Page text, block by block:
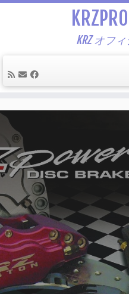
to
content
KRZ オフ